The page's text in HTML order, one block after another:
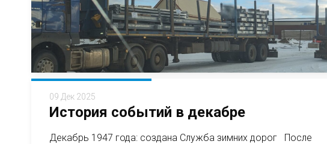
09 Дек 2025
История событий в декабре
Декабрь 1947 года: создана Служба зимних дорог После